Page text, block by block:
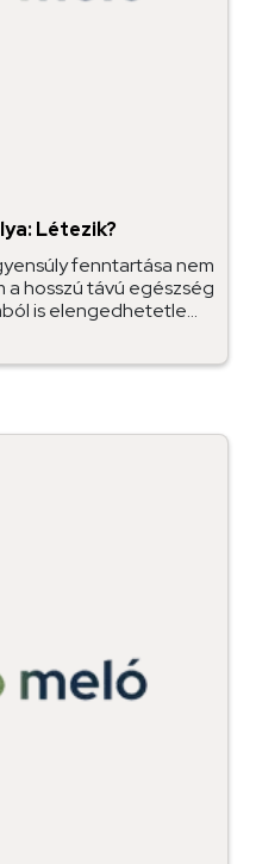
Létezik?
fenntartása nem
a hosszú távú egészség
is elengedhetetle...